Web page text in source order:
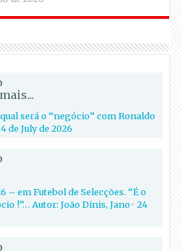
será o “negócio” com Ronaldo
4 de July de 2026
– em Futebol de Selecções. “É o
!”… Autor: João Dinis, Jano·24